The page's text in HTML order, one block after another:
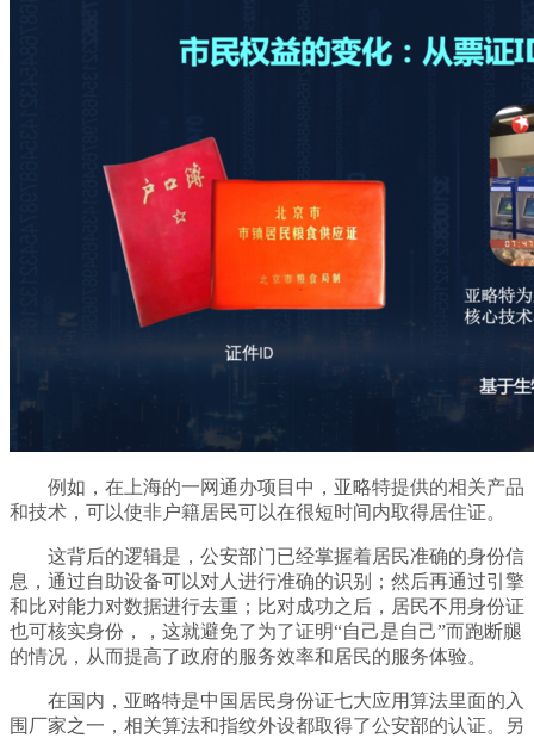
例如，在上海的一网通办项目中，亚略特提供的相关产品
和技术，可以使非户籍居民可以在很短时间内取得居住证。
这背后的逻辑是，公安部门已经掌握着居民准确的身份信
息，通过自助设备可以对人进行准确的识别；然后再通过引擎
和比对能力对数据进行去重；比对成功之后，居民不用身份证
也可核实身份，，这就避免了为了证明“自己是自己”而跑断腿
的情况，从而提高了政府的服务效率和居民的服务体验。
在国内，亚略特是中国居民身份证七大应用算法里面的入
围厂家之一，相关算法和指纹外设都取得了公安部的认证。另